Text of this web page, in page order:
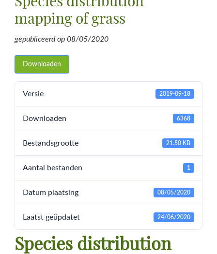
en
Voederbouw
mapping of grass
gepubliceerd op 08/05/2020
Downloaden
Versie 2019-09-18
Downloaden 6368
Bestandsgrootte 21.50 KB
Aantal bestanden 1
Datum plaatsing 08/05/2020
Laatst geüpdatet 24/06/2020
Species distribution